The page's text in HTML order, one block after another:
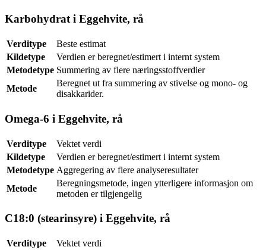
Karbohydrat i Eggehvite, rå
Verditype
Beste estimat
Kildetype
Verdien er beregnet/estimert i internt system
Metodetype Summering av flere næringsstoffverdier
Metode
Beregnet ut fra summering av stivelse og mono- og
disakkarider.
Omega-6 i Eggehvite, rå
Verditype
Vektet verdi
Kildetype
Verdien er beregnet/estimert i internt system
Metodetype Aggregering av flere analyseresultater
Metode
Beregningsmetode, ingen ytterligere informasjon om
metoden er tilgjengelig
C18:0 (stearinsyre) i Eggehvite, rå
Verditype
Vektet verdi